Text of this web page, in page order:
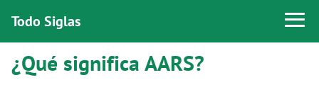
Todo Siglas
¿Qué significa AARS?